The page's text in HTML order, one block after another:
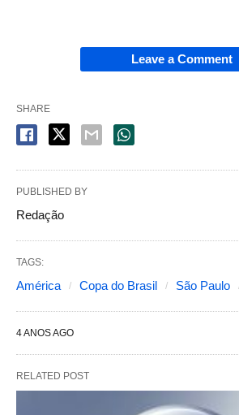
Leave a Comment
SHARE
PUBLISHED BY
Redação
TAGS:
América Copa do Brasil São Paulo
4 ANOS AGO
RELATED POST